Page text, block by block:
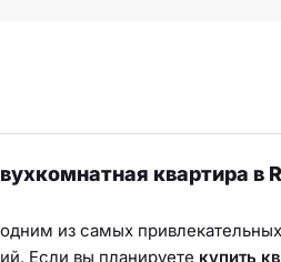
квартира в
из самых
Если вы планируете купить